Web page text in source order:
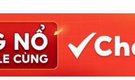
Brobingsu - 40A Bà
40A Bà Triệu, Quận Hoàn
Nội